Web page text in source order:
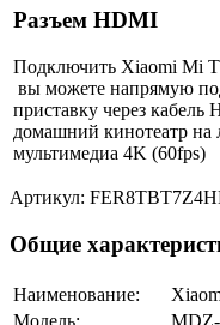
Разъем HDMI
Подключить Xiaomi Mi
вы можете напрямую
приставку через кабель
домашний кинотеатр на
мультимедиа 4K (60fps)
Артикул:
Общие
Наименование:
Модель: